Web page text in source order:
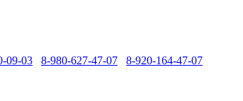
09-03 8-980-627-47-07
8-920-164-47-07